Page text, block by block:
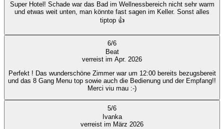
Super Hotel! Schade war das Bad im Wellnessbereich nicht sehr warm
und etwas weit unten, man könnte fast sagen im Keller. Sonst alles
tiptop 👍
6/6
Beat
verreist im Apr. 2026
Perfekt ! Das wunderschöne Zimmer war um 12:00 bereits bezugsbereit
und das 8 Gang Menu top sowie auch die Bedienung und der Empfang!!
Merci viu mau :-)
5/6
Ivanka
verreist im März 2026